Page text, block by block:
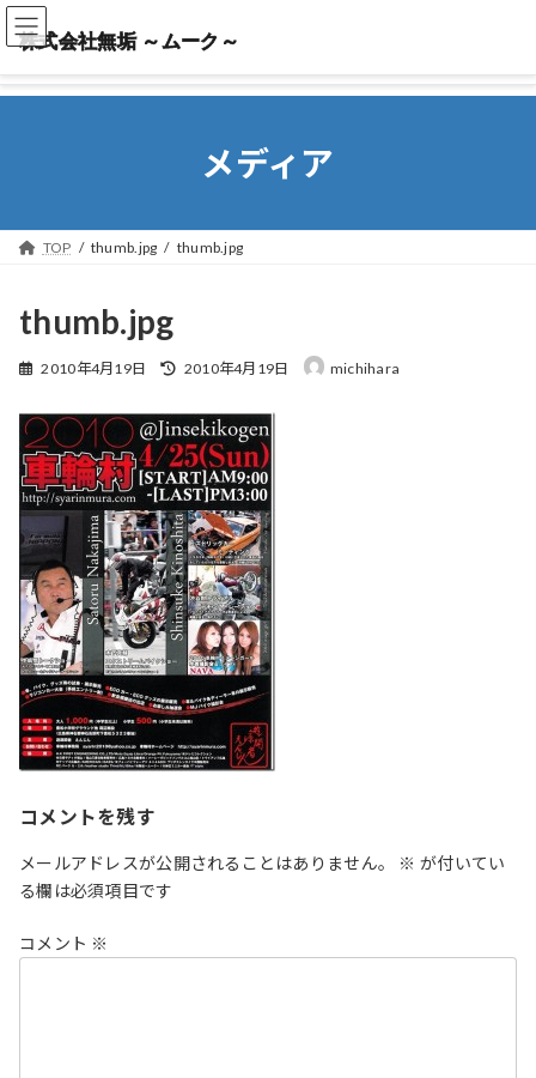
株式会社無垢 ～ムーク～
株式会社無垢 ～ムーク～
メディア
TOP thumb.jpg thumb.jpg
thumb.jpg
2010年4月19日
最
新
日
時
:
2010年4月19日 michihara
コメントを残す
メールアドレスが公開されることはありません。 ※ が付いてい
る欄は必須項目です
コメント ※